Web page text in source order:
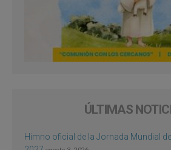
ÚLTIMAS
Himno oficial de la Jornada Mundial